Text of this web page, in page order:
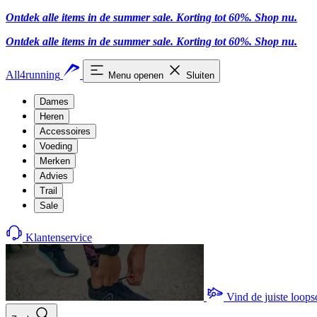
Ontdek alle items in de summer sale. Korting tot 60%. Shop nu.
Ontdek alle items in de summer sale. Korting tot 60%. Shop nu.
All4running Menu openen Sluiten
Dames
Heren
Accessoires
Voeding
Merken
Advies
Trail
Sale
Klantenservice
Vind de juiste